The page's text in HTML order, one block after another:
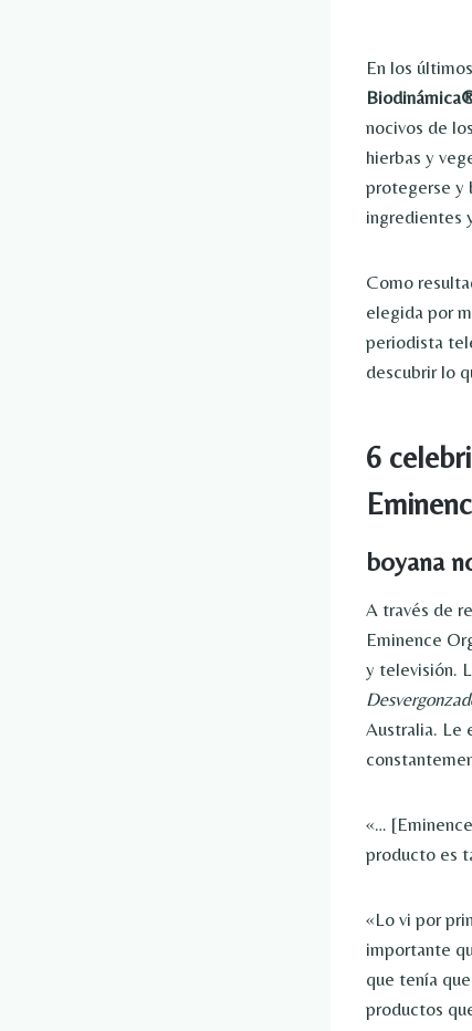
En los
nocivos de
hierbas y
protegerse y
ingredientes
Como
elegida por
periodista
descubrir lo
6
boyana
A través de
Eminence
y televisión.
Australia. Le
«…
producto es
«Lo vi por
importante
que tenía
productos